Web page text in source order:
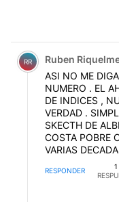
Comentario de
RR Ruben
ASI NO ME
NUMERO . EL
DE INDICES ,
VERDAD .
SKECTH DE
COSTA POBRE
VARIAS
RESPONDER
1